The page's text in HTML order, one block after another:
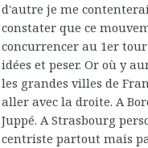
d'autre je me
constater que ce
concurrencer au 1er
idées et peser. Or où y
les grandes villes de
aller avec la droite. A
Juppé. A Strasbourg
centriste partout mais